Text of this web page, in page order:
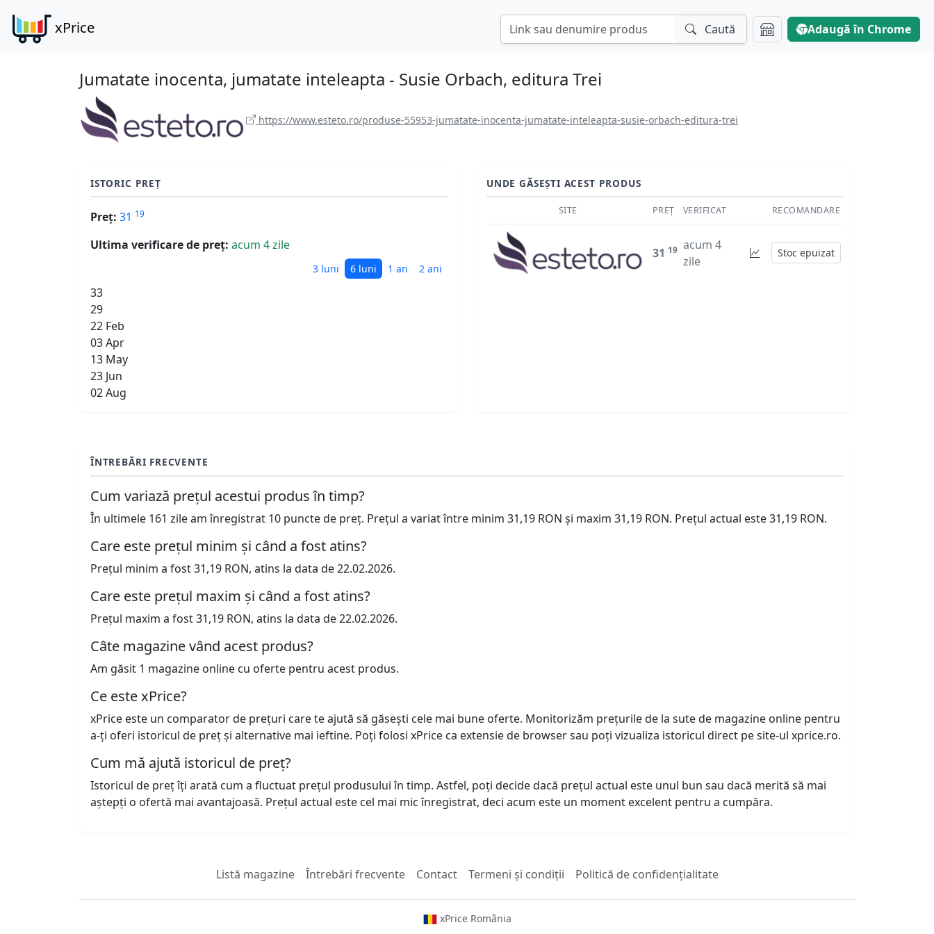
xPrice Caută Adaugă în Chrome
Jumatate inocenta, jumatate inteleapta - Susie Orbach, editura Trei
https://www.esteto.ro/produse-55953-jumatate-inocenta-jumatate-inteleapta-susie-orbach-editura-trei
ISTORIC PREȚ
Preț: 31 19
Ultima verificare de preț: acum 4 zile
3 luni 6 luni 1 an 2 ani
33
29
22 Feb
03 Apr
13 May
23 Jun
02 Aug
UNDE GĂSEȘTI ACEST PRODUS
SITE PREȚ VERIFICAT RECOMANDARE
31 19 acum 4
zile
Stoc epuizat
ÎNTREBĂRI FRECVENTE
Cum variază prețul acestui produs în timp?
În ultimele 161 zile am înregistrat 10 puncte de preț. Prețul a variat între minim 31,19 RON și maxim 31,19 RON. Prețul actual este 31,19 RON.
Care este prețul minim și când a fost atins?
Prețul minim a fost 31,19 RON, atins la data de 22.02.2026.
Care este prețul maxim și când a fost atins?
Prețul maxim a fost 31,19 RON, atins la data de 22.02.2026.
Câte magazine vând acest produs?
Am găsit 1 magazine online cu oferte pentru acest produs.
Ce este xPrice?
xPrice este un comparator de prețuri care te ajută să găsești cele mai bune oferte. Monitorizăm prețurile de la sute de magazine online pentru
a-ți oferi istoricul de preț și alternative mai ieftine. Poți folosi xPrice ca extensie de browser sau poți vizualiza istoricul direct pe site-ul xprice.ro.
Cum mă ajută istoricul de preț?
Istoricul de preț îți arată cum a fluctuat prețul produsului în timp. Astfel, poți decide dacă prețul actual este unul bun sau dacă merită să mai
aștepți o ofertă mai avantajoasă. Prețul actual este cel mai mic înregistrat, deci acum este un moment excelent pentru a cumpăra.
Listă magazine Întrebări frecvente Contact Termeni și condiții Politică de confidențialitate
xPrice România